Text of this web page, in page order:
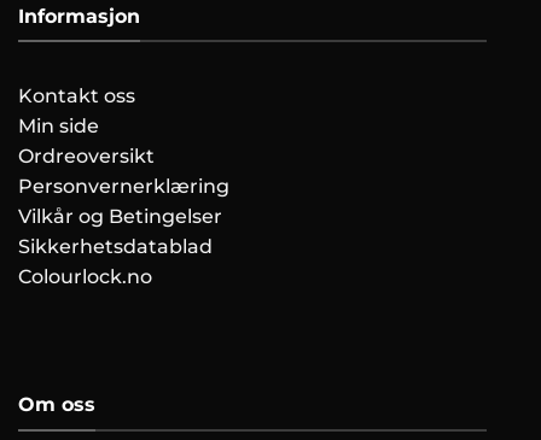
Informasjon
Kontakt oss
Min side
Ordreoversikt
Personvernerklæring
Vilkår og Betingelser
Sikkerhetsdatablad
Colourlock.no
Om oss